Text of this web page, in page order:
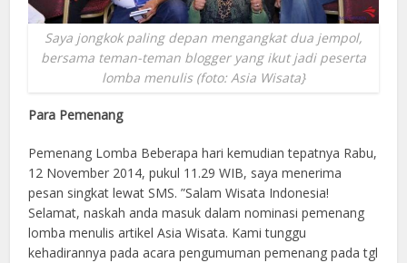
Saya jongkok paling depan mengangkat dua jempol,
bersama teman-teman blogger yang ikut jadi peserta
lomba menulis (foto: Asia Wisata}
Para Pemenang
Pemenang Lomba Beberapa hari kemudian tepatnya Rabu,
12 November 2014, pukul 11.29 WIB, saya menerima
pesan singkat lewat SMS. ”Salam Wisata Indonesia!
Selamat, naskah anda masuk dalam nominasi pemenang
lomba menulis artikel Asia Wisata. Kami tunggu
kehadirannya pada acara pengumuman pemenang pada tgl